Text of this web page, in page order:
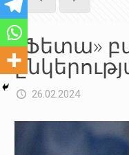
«Ֆետա»
26.02.2024